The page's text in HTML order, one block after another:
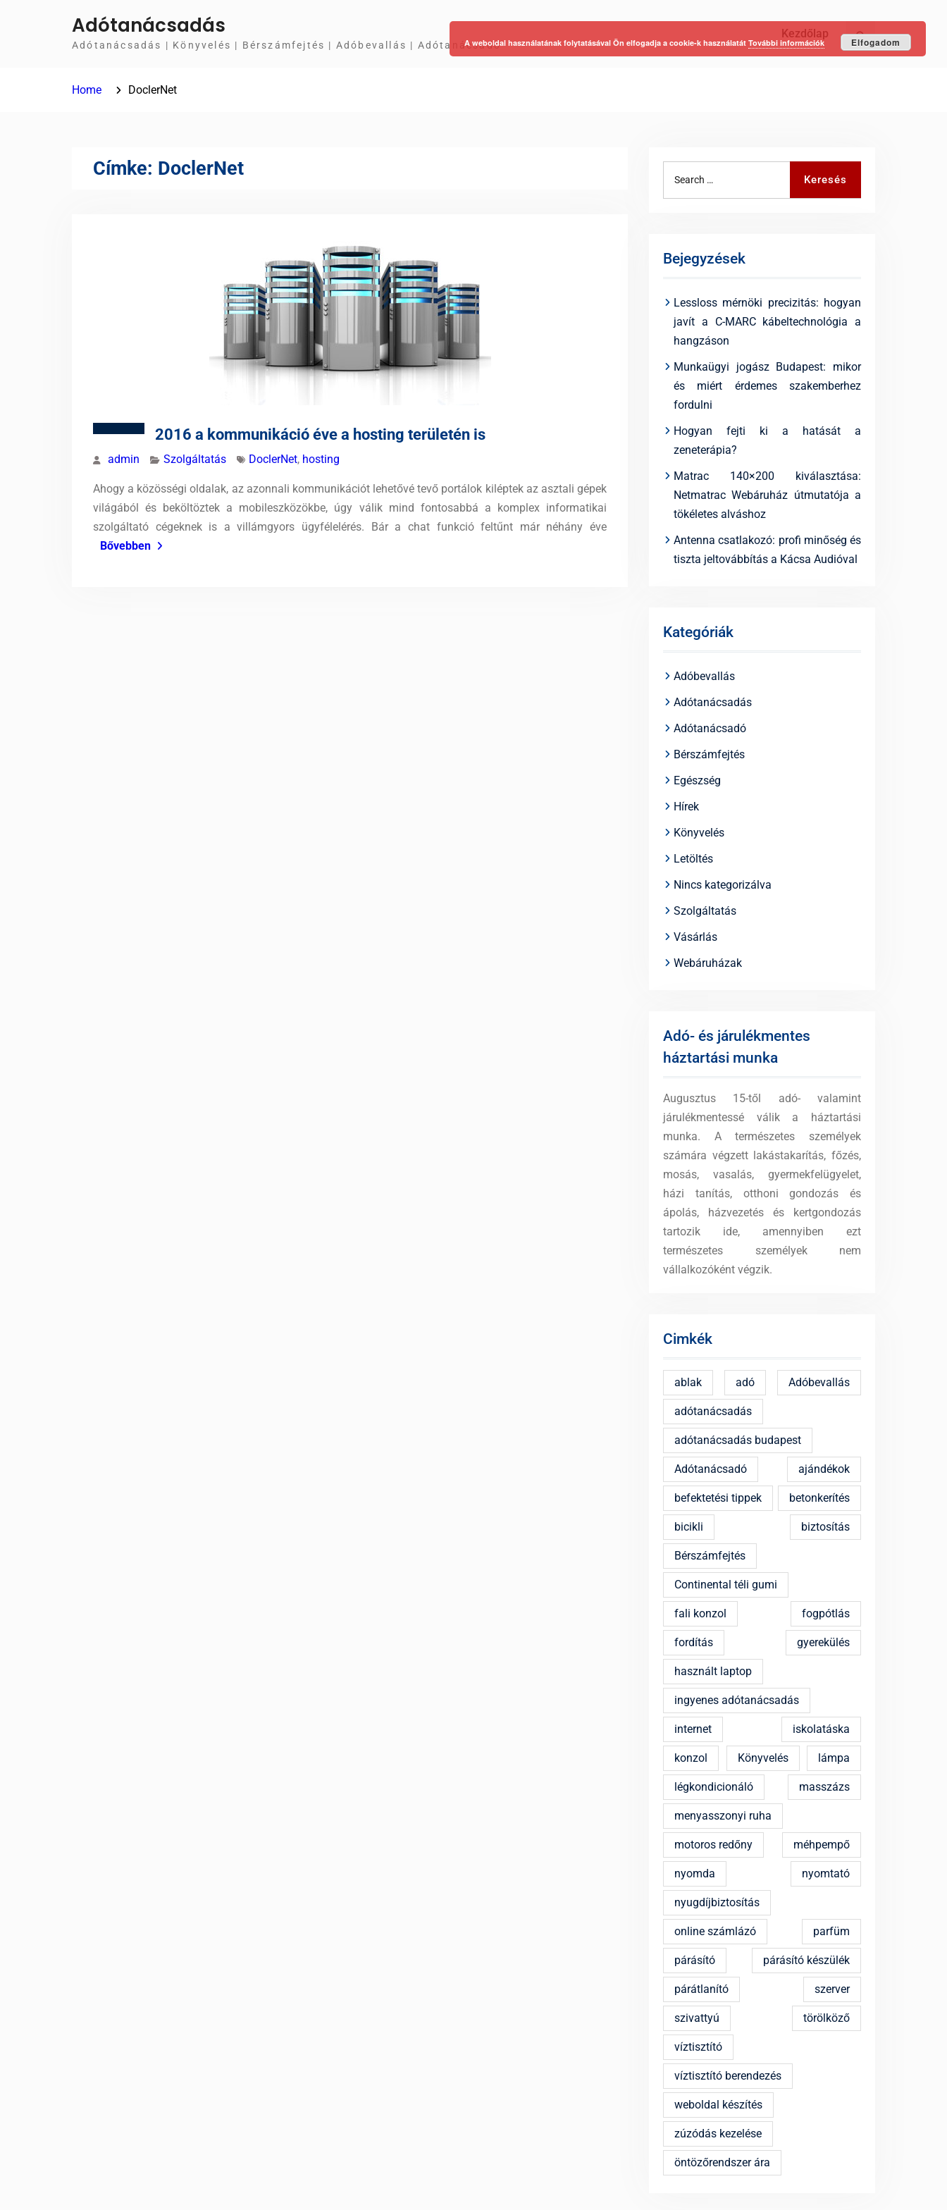
Adótanácsadás
Adótanácsadás | Könyvelés | Bérszámfejtés | Adóbevallás | Adótanácsadó
Kezdőlap Keresés
Home DoclerNet
Címke: DoclerNet
2016 a kommunikáció éve a hosting területén is
admin Szolgáltatás DoclerNet, hosting
Ahogy a közösségi oldalak, az azonnali kommunikációt lehetővé tevő portálok kiléptek az asztali gépek
világából és beköltöztek a mobileszközökbe, úgy válik mind fontosabbá a komplex informatikai
szolgáltató cégeknek is a villámgyors ügyfélelérés. Bár a chat funkció feltűnt már néhány éve
Bővebben
Keresés
Bejegyzések
Lessloss mérnöki precizitás: hogyan
javít a C-MARC kábeltechnológia a
hangzáson
Munkaügyi jogász Budapest: mikor
és miért érdemes szakemberhez
fordulni
Hogyan fejti ki a hatását a
zeneterápia?
Matrac 140×200 kiválasztása:
Netmatrac Webáruház útmutatója a
tökéletes alváshoz
Antenna csatlakozó: profi minőség és
tiszta jeltovábbítás a Kácsa Audióval
Kategóriák
Adóbevallás
Adótanácsadás
Adótanácsadó
Bérszámfejtés
Egészség
Hírek
Könyvelés
Letöltés
Nincs kategorizálva
Szolgáltatás
Vásárlás
Webáruházak
Adó- és járulékmentes
háztartási munka
Augusztus 15-től adó- valamint
járulékmentessé válik a háztartási
munka. A természetes személyek
számára végzett lakástakarítás, főzés,
mosás, vasalás, gyermekfelügyelet,
házi tanítás, otthoni gondozás és
ápolás, házvezetés és kertgondozás
tartozik ide, amennyiben ezt
természetes személyek nem
vállalkozóként végzik.
Cimkék
ablak adó Adóbevallás
adótanácsadás
adótanácsadás budapest
Adótanácsadó ajándékok
befektetési tippek betonkerítés
bicikli biztosítás
Bérszámfejtés
Continental téli gumi
fali konzol fogpótlás
fordítás gyerekülés
használt laptop
ingyenes adótanácsadás
internet iskolatáska
konzol Könyvelés lámpa
légkondicionáló masszázs
menyasszonyi ruha
motoros redőny méhpempő
nyomda nyomtató
nyugdíjbiztosítás
online számlázó parfüm
párásító párásító készülék
párátlanító szerver
szivattyú törölköző
víztisztító
víztisztító berendezés
weboldal készítés
zúzódás kezelése
öntözőrendszer ára
A weboldal használatának folytatásával Ön elfogadja a cookie-k használatát További információk Elfogadom